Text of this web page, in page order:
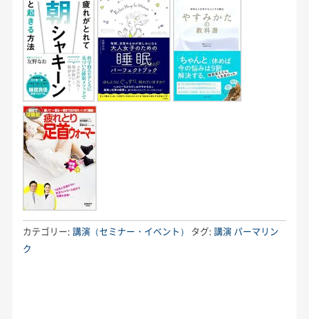
カテゴリー: 講演（セミナー・イベント） タグ: 講演 パーマリン
ク